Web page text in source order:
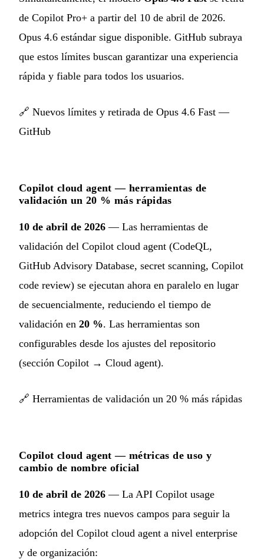
de Copilot Pro+ a partir del 10 de abril de 2026.
Opus 4.6 estándar sigue disponible. GitHub subraya
que estos límites buscan garantizar una experiencia
rápida y fiable para todos los usuarios.
🔗 Nuevos límites y retirada de Opus 4.6 Fast —
GitHub
Copilot cloud agent — herramientas de
validación un 20 % más rápidas
10 de abril de 2026 — Las herramientas de
validación del Copilot cloud agent (CodeQL,
GitHub Advisory Database, secret scanning, Copilot
code review) se ejecutan ahora en paralelo en lugar
de secuencialmente, reduciendo el tiempo de
validación en 20 %. Las herramientas son
configurables desde los ajustes del repositorio
(sección Copilot → Cloud agent).
🔗 Herramientas de validación un 20 % más rápidas
Copilot cloud agent — métricas de uso y
cambio de nombre oficial
10 de abril de 2026 — La API Copilot usage
metrics integra tres nuevos campos para seguir la
adopción del Copilot cloud agent a nivel enterprise
y de organización: